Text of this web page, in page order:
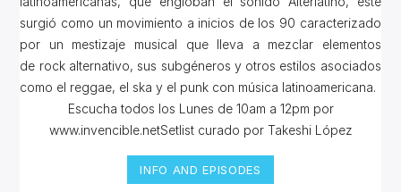
surgió como un movimiento a inicios de los 90 caracterizado
por un mestizaje musical que lleva a mezclar elementos
de rock alternativo, sus subgéneros y otros estilos asociados
como el reggae, el ska y el punk con música latinoamericana.
Escucha todos los Lunes de 10am a 12pm por
www.invencible.netSetlist curado por Takeshi López
INFO AND EPISODES